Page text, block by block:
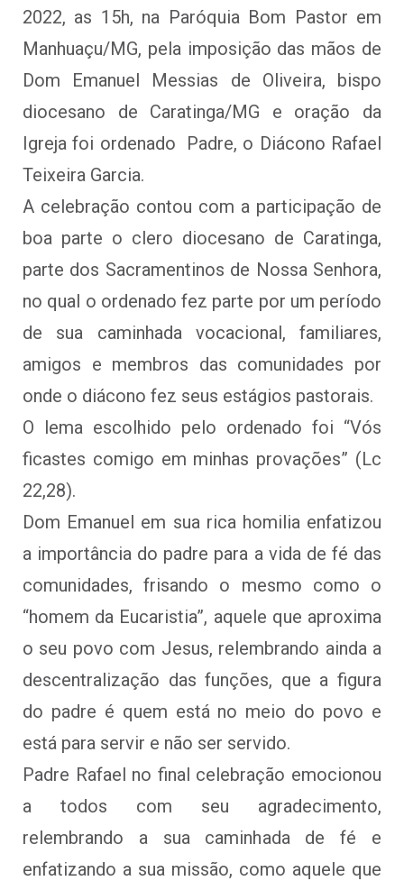
2022, as 15h, na Paróquia Bom Pastor em
Manhuaçu/MG, pela imposição das mãos de
Dom Emanuel Messias de Oliveira, bispo
diocesano de Caratinga/MG e oração da
Igreja foi ordenado Padre, o Diácono Rafael
Teixeira Garcia.
A celebração contou com a participação de
boa parte o clero diocesano de Caratinga,
parte dos Sacramentinos de Nossa Senhora,
no qual o ordenado fez parte por um período
de sua caminhada vocacional, familiares,
amigos e membros das comunidades por
onde o diácono fez seus estágios pastorais.
O lema escolhido pelo ordenado foi “Vós
ficastes comigo em minhas provações” (Lc
22,28).
Dom Emanuel em sua rica homilia enfatizou
a importância do padre para a vida de fé das
comunidades, frisando o mesmo como o
“homem da Eucaristia”, aquele que aproxima
o seu povo com Jesus, relembrando ainda a
descentralização das funções, que a figura
do padre é quem está no meio do povo e
está para servir e não ser servido.
Padre Rafael no final celebração emocionou
a todos com seu agradecimento,
relembrando a sua caminhada de fé e
enfatizando a sua missão, como aquele que